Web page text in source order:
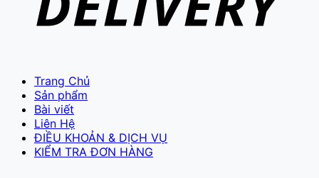
Trang Chủ
Sản phẩm
Bài viết
Liên Hệ
ĐIỀU KHOẢN & DỊCH VỤ
KIỂM TRA ĐƠN HÀNG